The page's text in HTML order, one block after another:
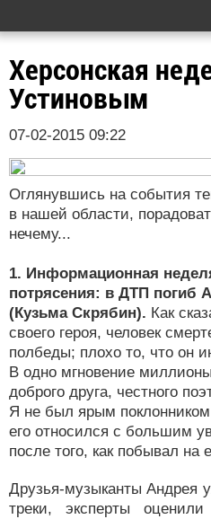
Херсонская
Устиновым
07-02-2015 09:22
Оглянувшись на события
в нашей области,
нечему...
1. Информационная
потрясения: в ДТП погиб
(Кузьма Скрябин). Как
своего героя, человек
полбеды; плохо то, что он
В одно мгновение
доброго друга, честного
Я не был ярым
его относился с большим
после того, как побывал на
Друзья-музыканты Андрея
треки, эксперты